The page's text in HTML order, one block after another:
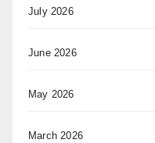
July 2026
June 2026
May 2026
March 2026